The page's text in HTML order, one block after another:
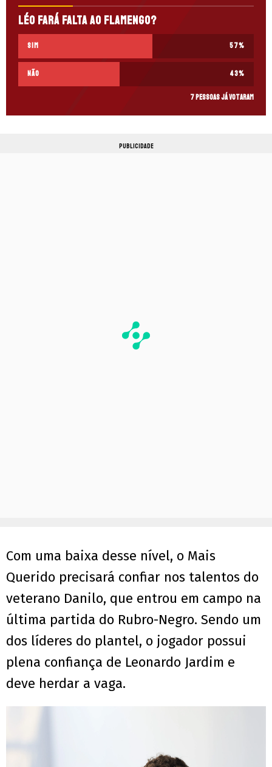
Léo fará falta ao Flamengo?
Sim 57%
Não 43%
7 pessoas já votaram
PUBLICIDADE
Com uma baixa desse nível, o Mais
Querido precisará confiar nos talentos do
veterano Danilo, que entrou em campo na
última partida do Rubro-Negro. Sendo um
dos líderes do plantel, o jogador possui
plena confiança de Leonardo Jardim e
deve herdar a vaga.